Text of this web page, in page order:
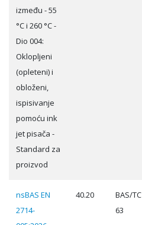
između - 55
°C i 260 °C -
Dio 004:
Oklopljeni
(opleteni) i
obloženi,
ispisivanje
pomoću ink
jet pisača -
Standard za
proizvod
nsBAS EN
2714-
40.20
BAS/TC
63